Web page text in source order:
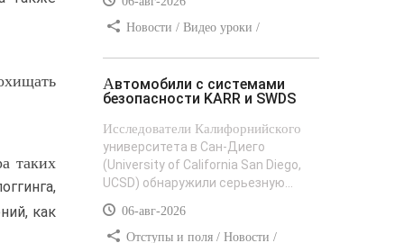
таких
как
Новости / Видео уроки /
Автомобили с системами
безопасности KARR и SWDS
Исследователи Калифорнийского
университета в Сан-Диего
(University of California San Diego,
UCSD) обнаружили серьезную...
06-авг-2026
Отступы и поля / Новости /